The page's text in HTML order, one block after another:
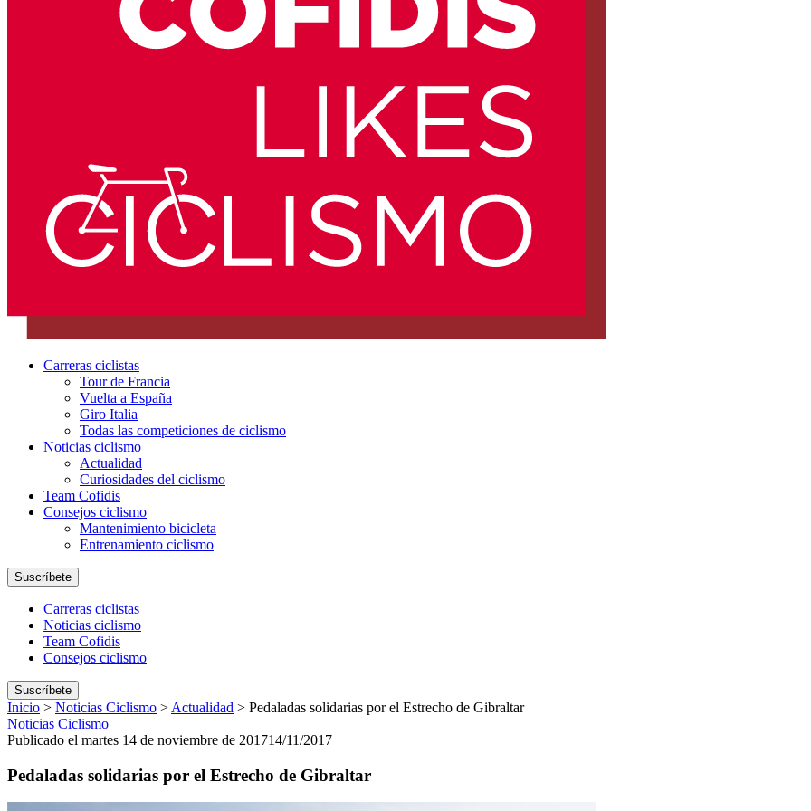
Carreras ciclistas
Tour de Francia
Vuelta a España
Giro Italia
Todas las competiciones de ciclismo
Noticias ciclismo
Actualidad
Curiosidades del ciclismo
Team Cofidis
Consejos ciclismo
Mantenimiento bicicleta
Entrenamiento ciclismo
Suscríbete
Carreras ciclistas
Noticias ciclismo
Team Cofidis
Consejos ciclismo
Suscríbete
Inicio > Noticias Ciclismo > Actualidad > Pedaladas solidarias por el Estrecho de Gibraltar
Noticias Ciclismo
Publicado el martes 14 de noviembre de 201714/11/2017
Pedaladas solidarias por el Estrecho de Gibraltar